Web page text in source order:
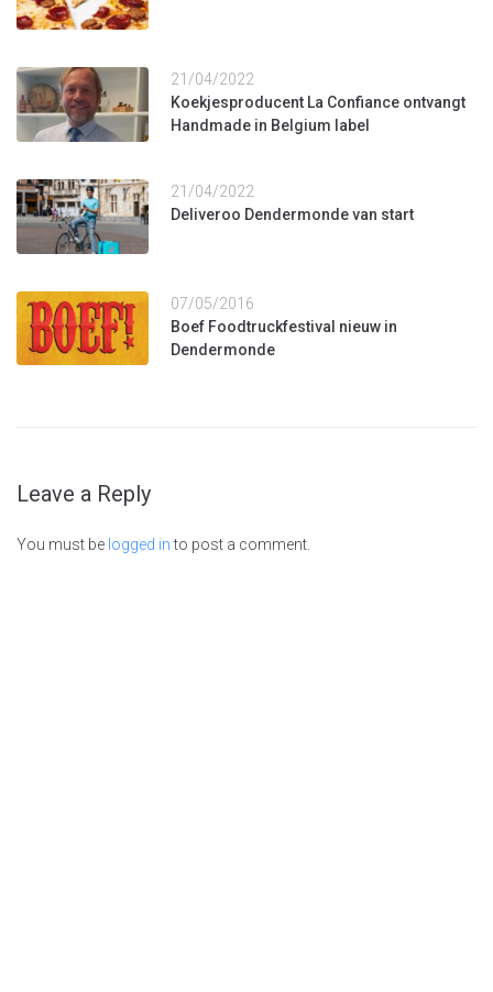
21/04/2022
Koekjesproducent La Confiance ontvangt
Handmade in Belgium label
21/04/2022
Deliveroo Dendermonde van start
07/05/2016
Boef Foodtruckfestival nieuw in
Dendermonde
Leave a Reply
You must be logged into post a comment.